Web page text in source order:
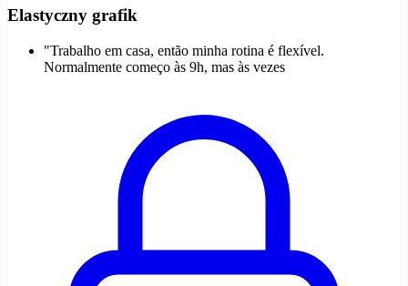
Elastyczny grafik
"Trabalho em casa, então minha rotina é flexível.
Normalmente começo às 9h, mas às vezes